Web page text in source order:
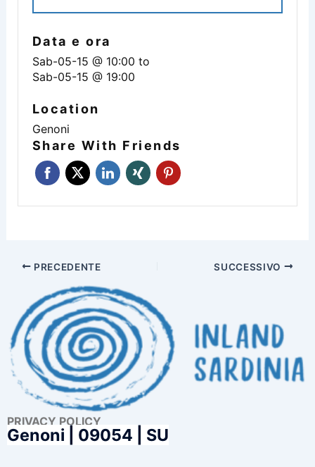
Data e ora
Sab-05-15 @ 10:00 to
Sab-05-15 @ 19:00
Location
Genoni
Share With Friends
PRECEDENTE SUCCESSIVO
PRIVACY POLICY
Genoni | 09054 | SU